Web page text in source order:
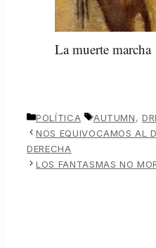
La muerte marcha
CATEGORÍAS
POLÍTICA ETIQUETAS
AUTUMN,
NOS EQUIVOCAMOS AL
DERECHA
LOS FANTASMAS NO